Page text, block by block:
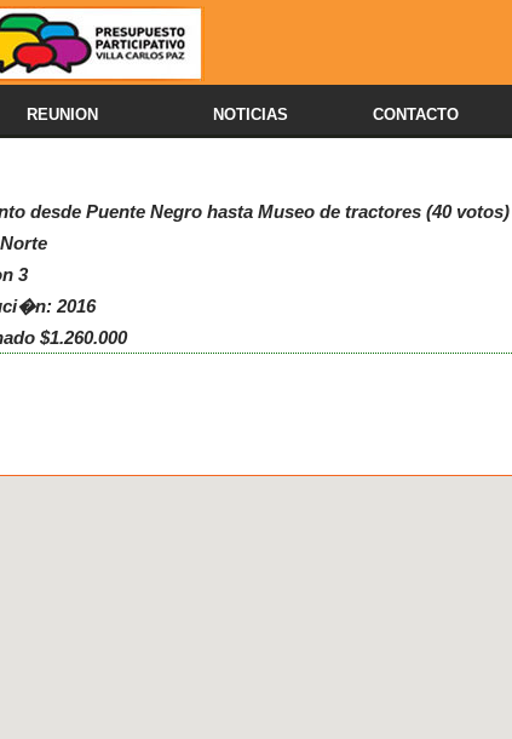
REUNION NOTICIAS CONTACTO
desde Puente Negro hasta Museo de tractores (40 votos)
3
2016
$1.260.000